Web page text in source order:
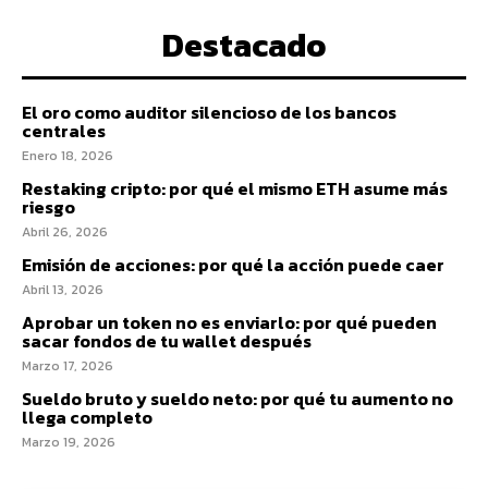
Destacado
El oro como auditor silencioso de los bancos
centrales
Enero 18, 2026
Restaking cripto: por qué el mismo ETH asume más
riesgo
Abril 26, 2026
Emisión de acciones: por qué la acción puede caer
Abril 13, 2026
Aprobar un token no es enviarlo: por qué pueden
sacar fondos de tu wallet después
Marzo 17, 2026
Sueldo bruto y sueldo neto: por qué tu aumento no
llega completo
Marzo 19, 2026